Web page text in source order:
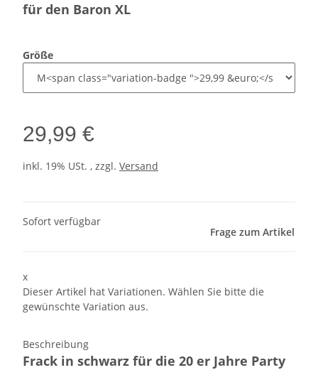
für den Baron XL
Größe
29,99 €
inkl. 19% USt. , zzgl. Versand
Sofort verfügbar
Frage zum Artikel
x
Dieser Artikel hat Variationen. Wählen Sie bitte die
gewünschte Variation aus.
Beschreibung
Frack in schwarz für die 20 er Jahre Party